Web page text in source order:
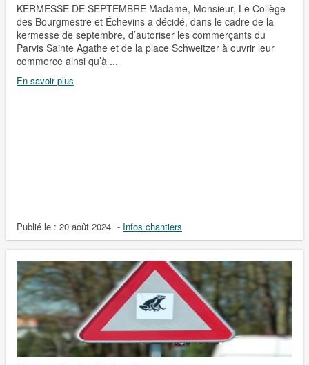
KERMESSE DE SEPTEMBRE Madame, Monsieur, Le Collège
des Bourgmestre et Échevins a décidé, dans le cadre de la
kermesse de septembre, d’autoriser les commerçants du
Parvis Sainte Agathe et de la place Schweitzer à ouvrir leur
commerce ainsi qu’à ...
En savoir plus
Publié le : 20 août 2024 - Infos chantiers